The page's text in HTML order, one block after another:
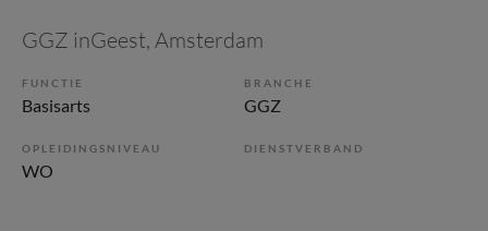
GGZ inGeest, Amsterdam
FUNCTIE
Basisarts
BRANCHE
GGZ
OPLEIDINGSNIVEAU
WO
DIENSTVERBAND